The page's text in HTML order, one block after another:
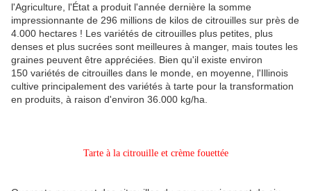
l'Agriculture, l'État a produit l'année dernière la somme
impressionnante de 296 millions de kilos de citrouilles sur près de
4.000 hectares ! Les variétés de citrouilles plus petites, plus
denses et plus sucrées sont meilleures à manger, mais toutes les
graines peuvent être appréciées. Bien qu'il existe environ
150 variétés de citrouilles dans le monde, en moyenne, l'Illinois
cultive principalement des variétés à tarte pour la transformation
en produits, à raison d'environ 36.000 kg/ha.
Tarte à la citrouille et crème fouettée